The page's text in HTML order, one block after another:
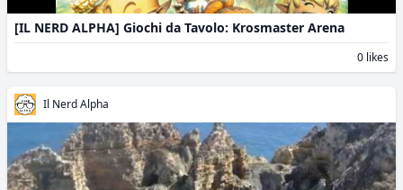
[IL NERD ALPHA] Giochi da Tavolo: Krosmaster Arena
0 likes
Il Nerd Alpha